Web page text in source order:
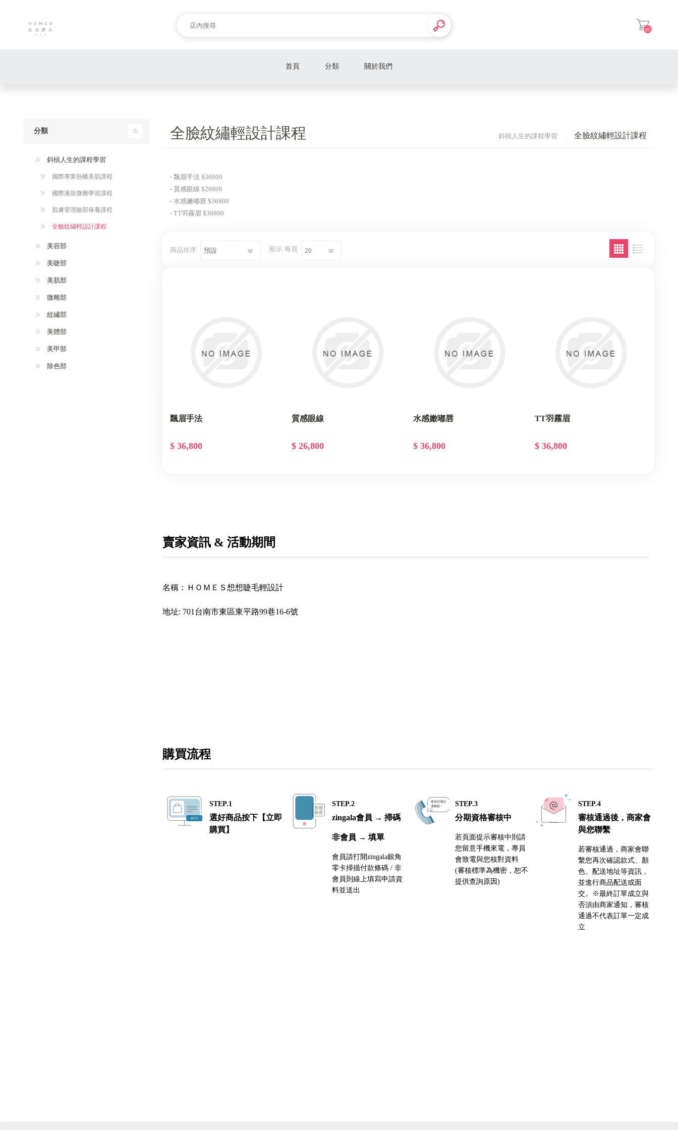
(0)
首頁 分類 關於我們
全臉紋繡輕設計課程 斜槓人生的課程學習 全臉紋繡輕設計課程
- 飄眉手法 $36800
- 質感眼線 $26800
- 水感嫩嘟唇 $36800
- TT羽霧眉 $36800
商品排序 顯示 每頁
飄眉手法
$ 36,800
質感眼線
$ 26,800
水感嫩嘟唇
$ 36,800
TT羽霧眉
$ 36,800
賣家資訊 & 活動期間
名稱： ＨＯＭＥＳ想想睫毛輕設計
地址: 701台南市東區東平路99巷16-6號
購買流程
STEP.1
選好商品按下【立即
購買】
STEP.2
zingala會員 → 掃碼
非會員 → 填單
會員請打開zingala銀角
零卡掃描付款條碼 / 非
會員則線上填寫申請資
料並送出
STEP.3
分期資格審核中
若頁面提示審核中則請
您留意手機來電，專員
會致電與您核對資料
(審核標準為機密，恕不
提供查詢原因)
STEP.4
審核通過後，商家會
與您聯繫
若審核通過，商家會聯
繫您再次確認款式、顏
色、配送地址等資訊，
並進行商品配送或面
交。※最終訂單成立與
否須由商家通知，審核
通過不代表訂單一定成
立
分類
斜槓人生的課程學習
國際專業熱蠟美肌課程
國際液肽微雕學習課程
肌膚管理臉部保養課程
全臉紋繡輕設計課程
美容部
美睫部
美肌部
微雕部
紋繡部
美體部
美甲部
除色部